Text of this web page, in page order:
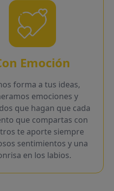
Emoción
forma a tus ideas,
emociones y
que hagan que cada
que compartas con
te aporte siempre
sentimientos y una
en los labios.